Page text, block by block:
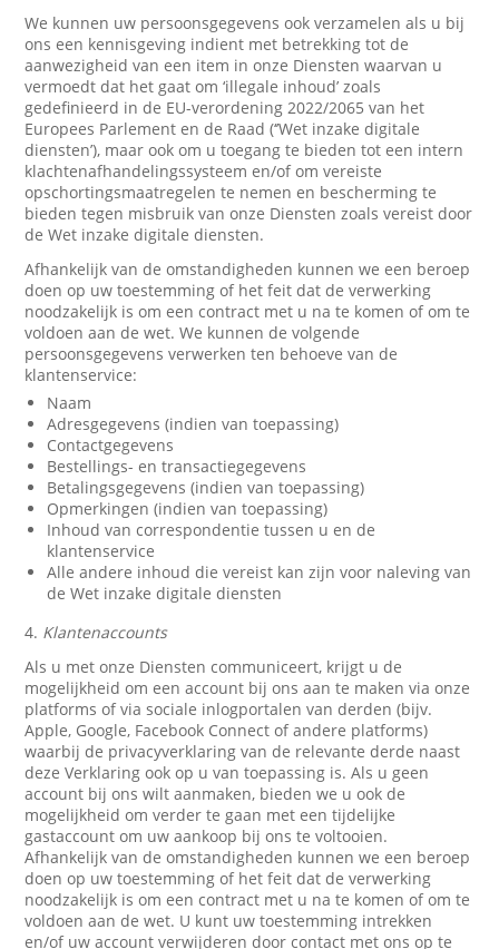
We kunnen uw persoonsgegevens ook verzamelen als u bij
ons een kennisgeving indient met betrekking tot de
aanwezigheid van een item in onze Diensten waarvan u
vermoedt dat het gaat om ‘illegale inhoud’ zoals
gedefinieerd in de EU-verordening 2022/2065 van het
Europees Parlement en de Raad (‘’Wet inzake digitale
diensten’), maar ook om u toegang te bieden tot een intern
klachtenafhandelingssysteem en/of om vereiste
opschortingsmaatregelen te nemen en bescherming te
bieden tegen misbruik van onze Diensten zoals vereist door
de Wet inzake digitale diensten.
Afhankelijk van de omstandigheden kunnen we een beroep
doen op uw toestemming of het feit dat de verwerking
noodzakelijk is om een contract met u na te komen of om te
voldoen aan de wet. We kunnen de volgende
persoonsgegevens verwerken ten behoeve van de
klantenservice:
Naam
Adresgegevens (indien van toepassing)
Contactgegevens
Bestellings- en transactiegegevens
Betalingsgegevens (indien van toepassing)
Opmerkingen (indien van toepassing)
Inhoud van correspondentie tussen u en de
klantenservice
Alle andere inhoud die vereist kan zijn voor naleving van
de Wet inzake digitale diensten
4. Klantenaccounts
Als u met onze Diensten communiceert, krijgt u de
mogelijkheid om een account bij ons aan te maken via onze
platforms of via sociale inlogportalen van derden (bijv.
Apple, Google, Facebook Connect of andere platforms)
waarbij de privacyverklaring van de relevante derde naast
deze Verklaring ook op u van toepassing is. Als u geen
account bij ons wilt aanmaken, bieden we u ook de
mogelijkheid om verder te gaan met een tijdelijke
gastaccount om uw aankoop bij ons te voltooien.
Afhankelijk van de omstandigheden kunnen we een beroep
doen op uw toestemming of het feit dat de verwerking
noodzakelijk is om een contract met u na te komen of om te
voldoen aan de wet. U kunt uw toestemming intrekken
en/of uw account verwijderen door contact met ons op te